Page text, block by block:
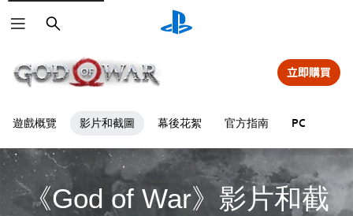
搜
尋
遊戲概覽 影片和截圖 幕後花絮 官方指南 PC
立即購買
《God of War》影片和截